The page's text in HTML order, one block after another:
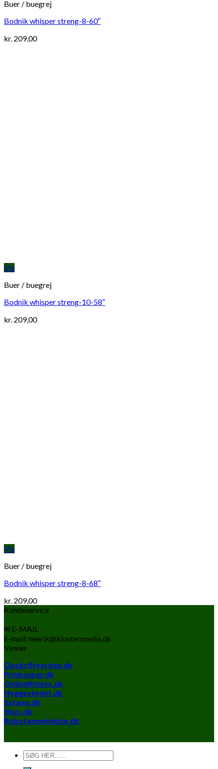
Buer / buegrej
Bodnik whisper streng-8-60″
kr. 209,00
Vis
Buer / buegrej
Bodnik whisper streng-10-58″
kr. 209,00
Vis
Buer / buegrej
Bodnik whisper streng-8-68″
kr. 209,00
Kundeservice
✉ E-MAIL
E-mail: henrik@klostermedia.dk
Venner
Opskriftverden.dk
Prisbasker.dk
Onlinefitness.dk
Hyggestedet.dk
Satana.dk
Shus.dk
Robotanmeldelse.dk
Søg
efter: